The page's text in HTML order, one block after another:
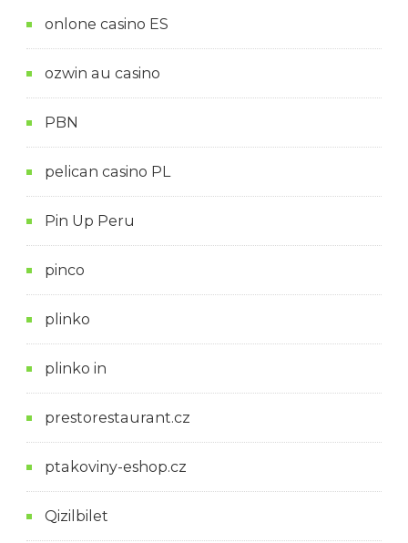
onlone casino ES
ozwin au casino
PBN
pelican casino PL
Pin Up Peru
pinco
plinko
plinko in
prestorestaurant.cz
ptakoviny-eshop.cz
Qizilbilet